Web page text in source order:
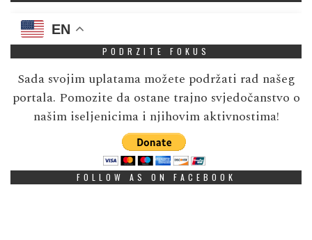
EN
PODRZITE FOKUS
Sada svojim uplatama možete podržati rad našeg
portala. Pomozite da ostane trajno svjedočanstvo o
našim iseljenicima i njihovim aktivnostima!
FOLLOW AS ON FACEBOOK